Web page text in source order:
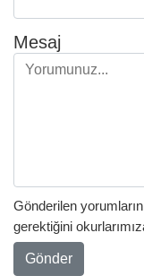
Mesaj
Gönderilen
gerektiğini
Gönder